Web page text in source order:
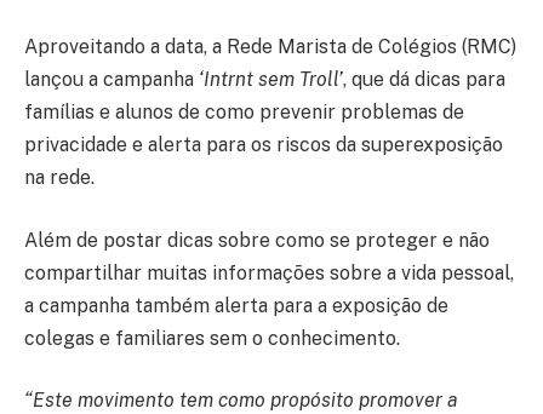
Aproveitando a data, a Rede Marista de Colégios (RMC)
lançou a campanha ‘Intrnt sem Troll’, que dá dicas para
famílias e alunos de como prevenir problemas de
privacidade e alerta para os riscos da superexposição
na rede.
Além de postar dicas sobre como se proteger e não
compartilhar muitas informações sobre a vida pessoal,
a campanha também alerta para a exposição de
colegas e familiares sem o conhecimento.
“Este movimento tem como propósito promover a